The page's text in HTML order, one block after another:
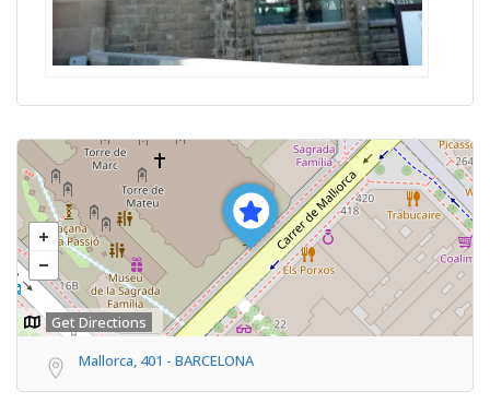
Get Directions
Mallorca, 401 - BARCELONA